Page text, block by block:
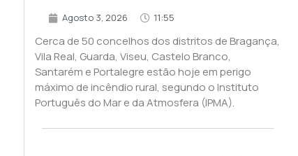
Agosto 3, 2026 11:55
Cerca de 50 concelhos dos distritos de Bragança,
Vila Real, Guarda, Viseu, Castelo Branco,
Santarém e Portalegre estão hoje em perigo
máximo de incêndio rural, segundo o Instituto
Português do Mar e da Atmosfera (IPMA).